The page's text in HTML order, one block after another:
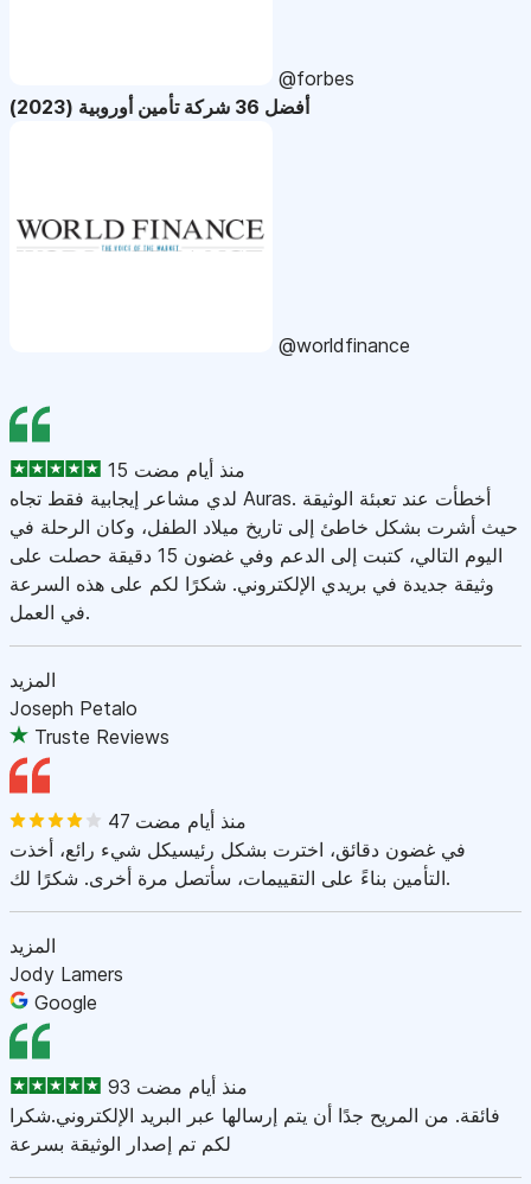
@forbes
أفضل 36 شركة تأمين أوروبية (2023)
@worldfinance
15 منذ أيام مضت
لدي مشاعر إيجابية فقط تجاه Auras. أخطأت عند تعبئة الوثيقة
حيث أشرت بشكل خاطئ إلى تاريخ ميلاد الطفل، وكان الرحلة في
اليوم التالي، كتبت إلى الدعم وفي غضون 15 دقيقة حصلت على
وثيقة جديدة في بريدي الإلكتروني. شكرًا لكم على هذه السرعة
في العمل.
المزيد
Joseph Petalo
Truste Reviews
47 منذ أيام مضت
في غضون دقائق، اخترت بشكل رئيسيكل شيء رائع، أخذت
التأمين بناءً على التقييمات، سأتصل مرة أخرى. شكرًا لك.
المزيد
Jody Lamers
Google
93 منذ أيام مضت
فائقة. من المريح جدًا أن يتم إرسالها عبر البريد الإلكتروني.شكرا
لكم تم إصدار الوثيقة بسرعة